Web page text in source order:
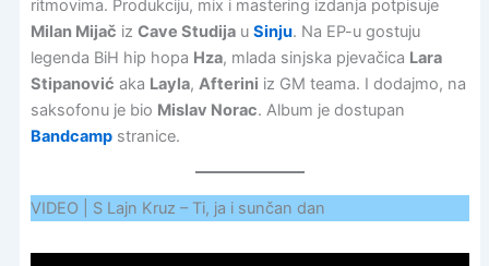
ritmovima. Produkciju, mix i mastering izdanja potpisuje
Milan Mijač iz Cave Studijau Sinju. Na EP-u gostuju
legenda BiH hip hopa Hza, mlada sinjska pjevačica Lara
Stipanović aka Layla, Afterini iz GM teama. I dodajmo, na
saksofonu je bio Mislav Norac. Album je dostupan
Bandcampstranice.
VIDEO | S Lajn Kruz – Ti, ja i sunčan dan